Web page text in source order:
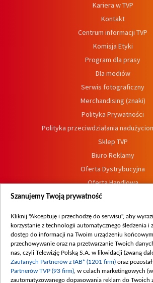
Kariera w TVP
Kontakt
Centrum informacji TVP
Komisja Etyki
Program dla prasy
Dla mediów
Serwis fotograficzny
Merchandising (znaki)
Polityka Prywatności
Polityka przeciwdziałania
Sklep TVP
Biuro Reklamy
Oferta Dystrybucyjna
Oferta Handlowa
Dostępność
Procedura zgłoszeń
Szanujemy Twoją prywatność
Kliknij "Akceptuję i przechodzę do serwisu", aby
korzystanie z technologii automatycznego śledzenia i
dostęp do informacji na Twoim urządzeniu
przechowywanie oraz na przetwarzanie Twoich
nas, czyli Telewizję Polską S.A. w likwidacji (zwaną
Zaufanych Partnerów z IAB* (1201 firm) oraz
Partnerów TVP (93 firm) , w celach marketingowych
zautomatyzowanego dopasowania reklam do Twoich